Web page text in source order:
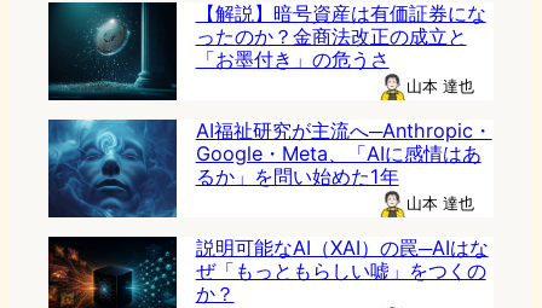
【解説】暗号資産は有価証券にな
ったのか？金商法改正の成立と
「お墨付き」の危うさ
山本 達也
AI福祉研究が主流へ─Anthropic・
Google・Meta、「AIに感情はあ
るか」を問い始めた1年
山本 達也
説明可能なAI（XAI）の罠─AIはな
ぜ「もっともらしい嘘」をつくの
か？